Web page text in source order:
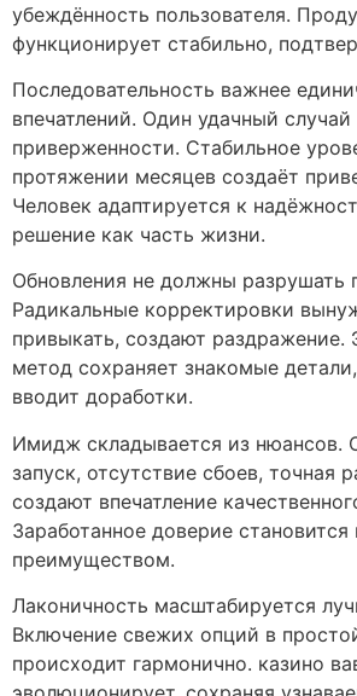
убеждённость пользователя.
функционирует стабильно,
Последовательность важнее
впечатлений. Один удачный случай
приверженности. Стабильное
протяжении месяцев создаёт
Человек адаптируется к
решение как часть жизни.
Обновления не должны разрушать
Радикальные корректировки
привыкать, создают
метод сохраняет знакомые
вводит доработки.
Имидж складывается из нюансов.
запуск, отсутствие сбоев, точная
создают впечатление
Заработанное доверие
преимуществом.
Лаконичность масштабируется
Включение свежих опций в
происходит гармонично. казино